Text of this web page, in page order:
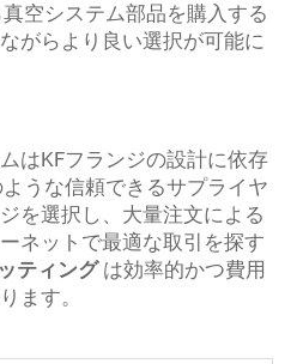
空システム部品を購入する
がらより良い選択が可能に
はKFフランジの設計に依存
うな信頼できるサプライヤ
を選択し、大量注文による
ネットで最適な取引を探す
ティングは効率的かつ費用
ます。